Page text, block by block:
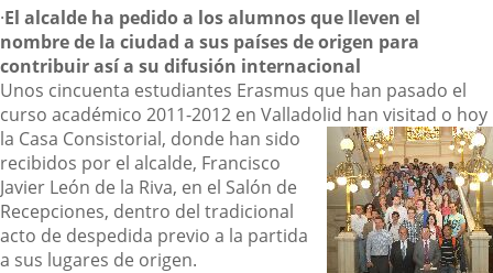
Descripción
·El alcalde ha pedido a los alumnos que lleven el
nombre de la ciudad a sus países de origen para
contribuir así a su difusión internacional
Unos cincuenta estudiantes Erasmus que han pasado el
curso académico 2011-2012 en Valladolid han visitad o hoy
la Casa Consistorial, donde han sido
recibidos por el alcalde, Francisco
Javier León de la Riva, en el Salón de
Recepciones, dentro del tradicional
acto de despedida previo a la partida
a sus lugares de origen.